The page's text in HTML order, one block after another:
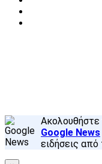
Ακολουθήστε
Google News
ειδήσεις από